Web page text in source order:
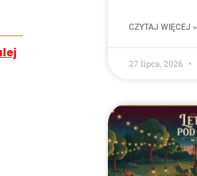
CZYTAJ WIĘCEJ »
27 lipca, 2026